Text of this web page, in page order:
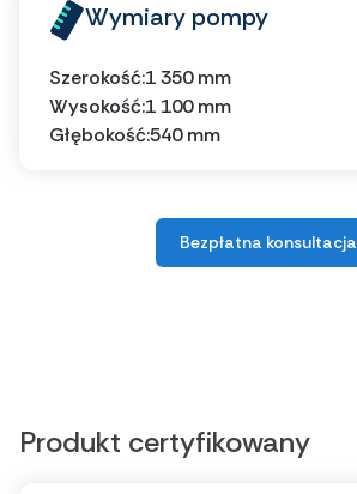
Wymiary pompy
Szerokość:1 350 mm
Wysokość:1 100 mm
Głębokość:540 mm
Bezpłatna konsultacja
Produkt certyfikowany